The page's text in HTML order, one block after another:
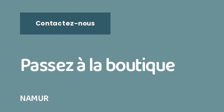
Contactez-nous
Passez à la boutique
NAMUR